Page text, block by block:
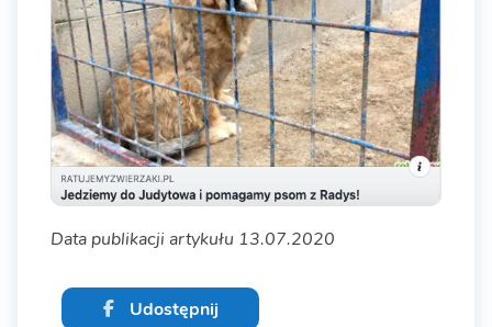
Data publikacji artykułu 13.07.2020
Udostępnij